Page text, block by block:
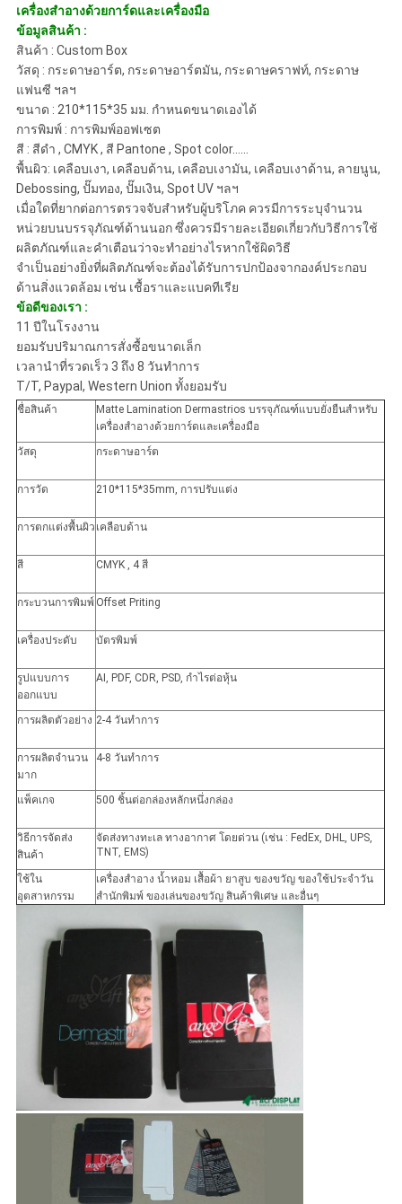
เครื่องสำอางด้วยการ์ดและเครื่องมือ
ข้อมูลสินค้า :
สินค้า : Custom Box
วัสดุ : กระดาษอาร์ต, กระดาษอาร์ตมัน, กระดาษคราฟท์, กระดาษ
แฟนซี ฯลฯ
ขนาด : 210*115*35 มม. กำหนดขนาดเองได้
การพิมพ์ : การพิมพ์ออฟเซต
สี : สีดำ , CMYK , สี Pantone , Spot color......
พื้นผิว: เคลือบเงา, เคลือบด้าน, เคลือบเงามัน, เคลือบเงาด้าน, ลายนูน,
Debossing, ปั๊มทอง, ปั๊มเงิน, Spot UV ฯลฯ
เมื่อใดที่ยากต่อการตรวจจับสำหรับผู้บริโภค ควรมีการระบุจำนวน
หน่วยบนบรรจุภัณฑ์ด้านนอก ซึ่งควรมีรายละเอียดเกี่ยวกับวิธีการใช้
ผลิตภัณฑ์และคำเตือนว่าจะทำอย่างไรหากใช้ผิดวิธี
จำเป็นอย่างยิ่งที่ผลิตภัณฑ์จะต้องได้รับการปกป้องจากองค์ประกอบ
ด้านสิ่งแวดล้อม เช่น เชื้อราและแบคทีเรีย
ข้อดีของเรา :
11 ปีในโรงงาน
ยอมรับปริมาณการสั่งซื้อขนาดเล็ก
เวลานำที่รวดเร็ว 3 ถึง 8 วันทำการ
T/T, Paypal, Western Union ทั้งยอมรับ
ชื่อสินค้า
Matte Lamination Dermastrios บรรจุภัณฑ์แบบยั่งยืนสำหรับ
เครื่องสำอางด้วยการ์ดและเครื่องมือ
วัสดุ
กระดาษอาร์ต
การวัด 210*115*35mm, การปรับแต่ง
การตกแต่งพื้นผิว เคลือบด้าน
สี CMYK , 4 สี
กระบวนการพิมพ์ Offset Priting
เครื่องประดับ บัตรพิมพ์
รูปแบบการ
ออกแบบ
AI, PDF, CDR, PSD, กำไรต่อหุ้น
การผลิตตัวอย่าง 2-4 วันทำการ
การผลิตจำนวน
มาก
4-8 วันทำการ
แพ็คเกจ 500 ชิ้นต่อกล่องหลักหนึ่งกล่อง
วิธีการจัดส่ง
สินค้า
จัดส่งทางทะเล ทางอากาศ โดยด่วน (เช่น : FedEx, DHL, UPS,
TNT, EMS)
ใช้ใน
อุตสาหกรรม
เครื่องสำอาง น้ำหอม เสื้อผ้า ยาสูบ ของขวัญ ของใช้ประจำวัน
สำนักพิมพ์ ของเล่นของขวัญ สินค้าพิเศษ และอื่นๆ